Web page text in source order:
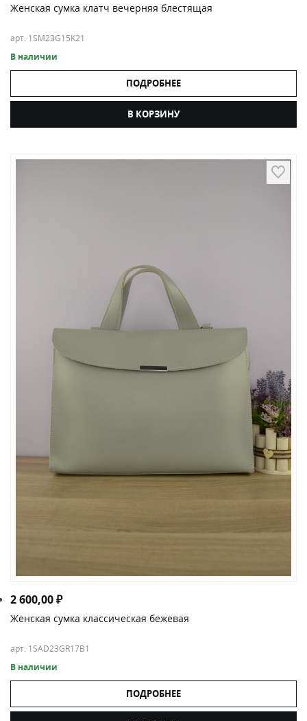
Женская сумка клатч вечерняя блестящая
арт. 1SM23G15K21
В наличии
ПОДРОБНЕЕ
В КОРЗИНУ
2 600,00₽
Женская сумка классическая бежевая
арт. 1SAD23GR17B1
В наличии
ПОДРОБНЕЕ